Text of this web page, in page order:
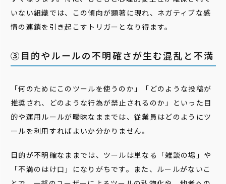
いない組織では、この傾向が顕著に現れ、ネガティブな感
情の連鎖を引き起こすトリガーとなり得ます。
③目的やルールの不明確さが生む混乱と不満
「何のためにこのツールを使うのか」「どのような投稿が
推奨され、どのような行為が禁止されるのか」といった目
的や運用ルールが曖昧なままでは、従業員はどのようにツ
ールを利用すればよいか分かりません。
目的が不明確なままでは、ツールは単なる「雑談の場」や
「不満のはけ口」になりがちです。また、ルールがないこ